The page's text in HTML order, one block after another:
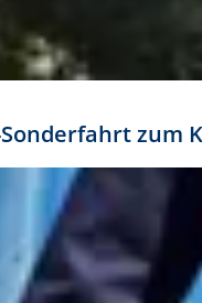
Sonderfahrt